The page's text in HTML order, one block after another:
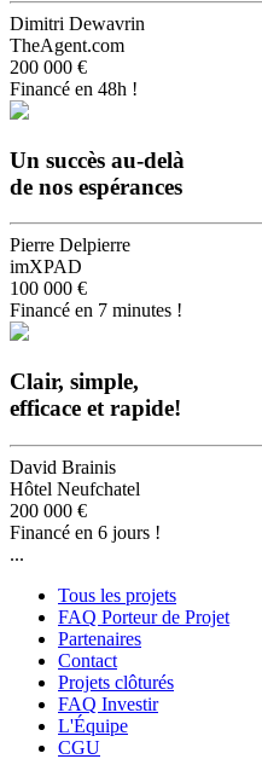
Dimitri Dewavrin
TheAgent.com
200 000 €
Financé en 48h !
Un succès au-delà
de nos espérances
Pierre Delpierre
imXPAD
100 000 €
Financé en 7 minutes !
Clair, simple,
efficace et rapide!
David Brainis
Hôtel Neufchatel
200 000 €
Financé en 6 jours !
...
Tous les projets
FAQ Porteur de Projet
Partenaires
Contact
Projets clôturés
FAQ Investir
L'Équipe
CGU